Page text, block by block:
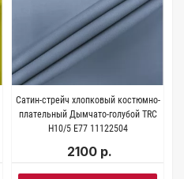
Сатин-стрейч хлопковый костюмно-
плательный Дымчато-голубой TRC
H10/5 E77 11122504
2100 р.